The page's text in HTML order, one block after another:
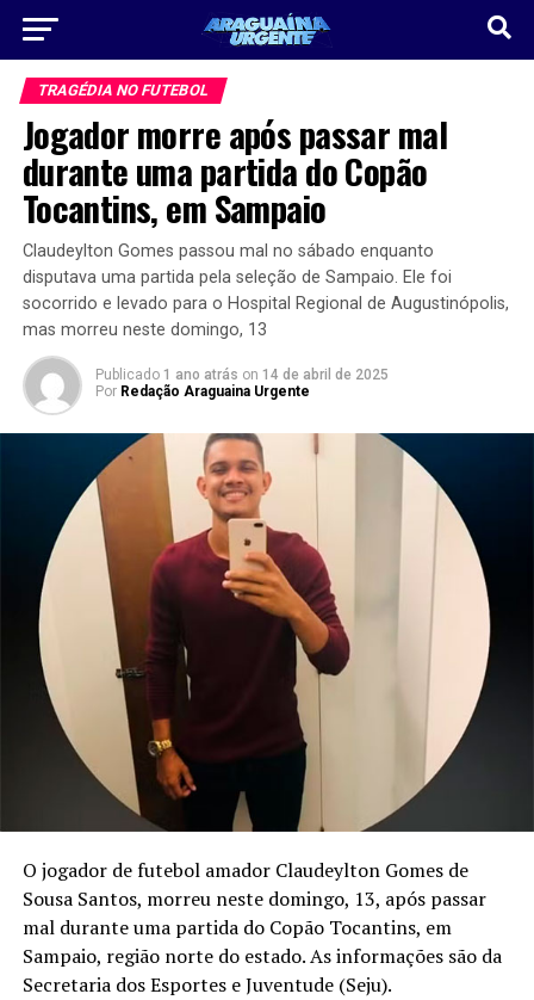
TRAGÉDIA NO FUTEBOL
Jogador morre após passar mal
durante uma partida do Copão
Tocantins, em Sampaio
Claudeylton Gomes passou mal no sábado enquanto
disputava uma partida pela seleção de Sampaio. Ele foi
socorrido e levado para o Hospital Regional de Augustinópolis,
mas morreu neste domingo, 13
Publicado 1 ano atrás on 14 de abril de 2025
Por Redação Araguaina Urgente
O jogador de futebol amador Claudeylton Gomes de
Sousa Santos, morreu neste domingo, 13, após passar
mal durante uma partida do Copão Tocantins, em
Sampaio, região norte do estado. As informações são da
Secretaria dos Esportes e Juventude (Seju).